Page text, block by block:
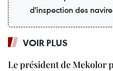
d'inspection des
VOIR PLUS
Le président de Mekolor